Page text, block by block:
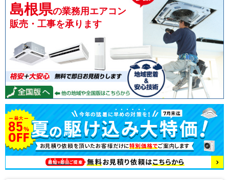
島根県の業務用エアコン
販売・工事を承ります